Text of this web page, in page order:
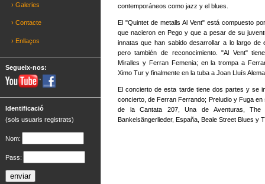
› Galeries
› Contacte
› Enllaços
Segueix-nos:
Identificació
(sols usuaris registrats)
Nom:
Pass:
contemporáneos como jazz y el blues.
El "Quintet de metalls Al Vent" está compuesto
que nacieron en Pego y que a pesar de su
innatas que han sabido desarrollar a lo largo de
pero también de reconocimiento. "Al Vent"
Miralles y Ferran Femenia; en la trompa a
Ximo Tur y finalmente en la tuba a Joan Lluís
El concierto de esta tarde tiene dos partes y se
concierto, de Ferran Ferrando; Preludio y Fuga
de la Cantata 207, Una de Aventuras, The
Bankelsängerlieder, España, Beale Street Blues y